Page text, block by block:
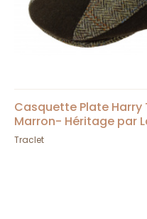
Casquette Plate Harry
Marron- Héritage par
Traclet